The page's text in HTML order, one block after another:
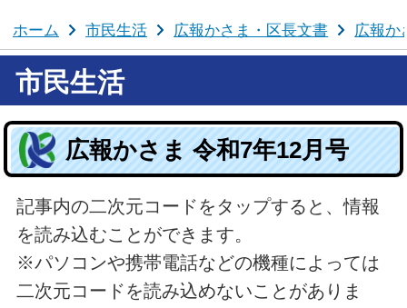
ホーム 市民生活 広報かさま・区長文書 広報か
市民生活
広報かさま 令和7年12月号
記事内の二次元コードをタップすると、情報
を読み込むことができます。
※パソコンや携帯電話などの機種によっては
二次元コードを読み込めないことがありま